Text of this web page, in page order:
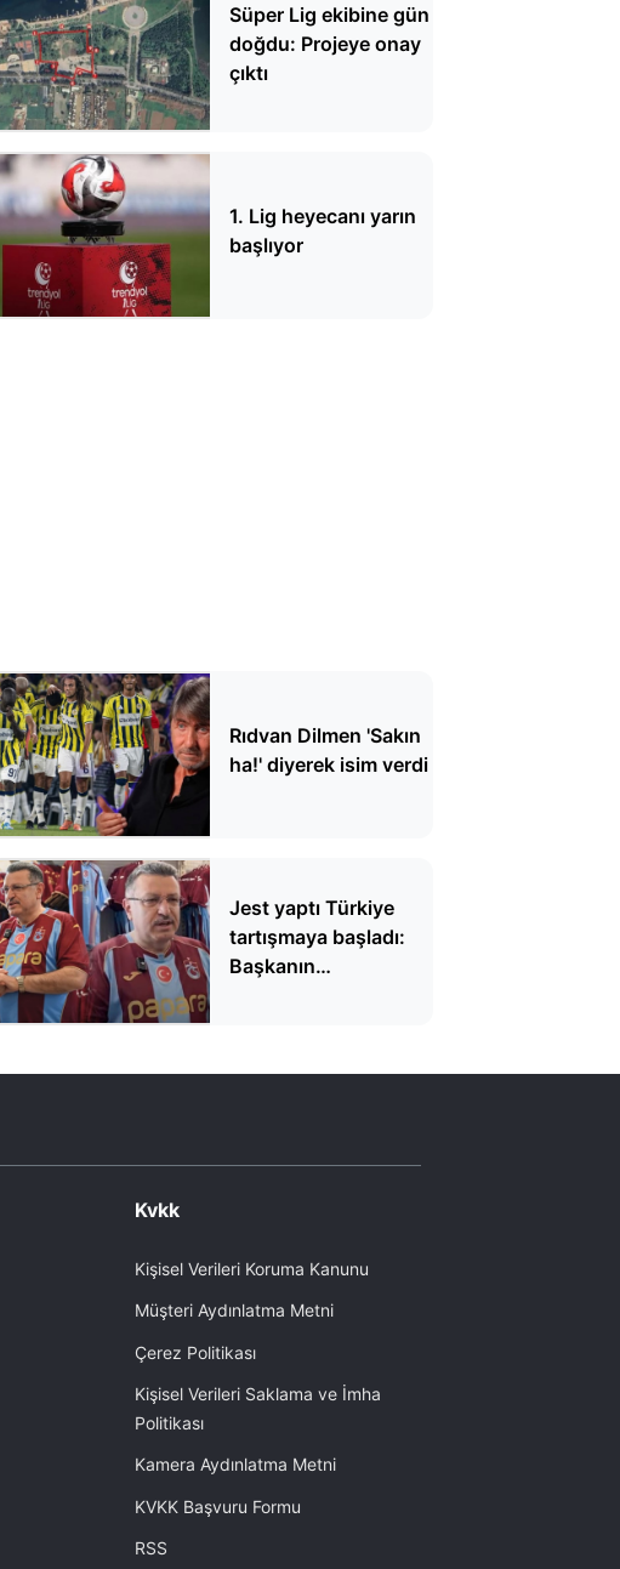
Süper Lig ekibine gün
doğdu: Projeye onay
çıktı
1. Lig heyecanı yarın
başlıyor
Rıdvan Dilmen 'Sakın
ha!' diyerek isim verdi
Jest yaptı Türkiye
tartışmaya başladı:
Başkanın
Kvkk
Kişisel Verileri Koruma Kanunu
Müşteri Aydınlatma Metni
Çerez Politikası
Kişisel Verileri Saklama ve İmha
Politikası
Kamera Aydınlatma Metni
KVKK Başvuru Formu
RSS